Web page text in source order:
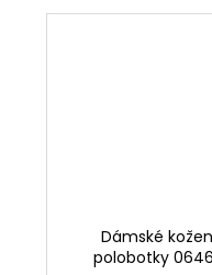
Dámské
polobotky